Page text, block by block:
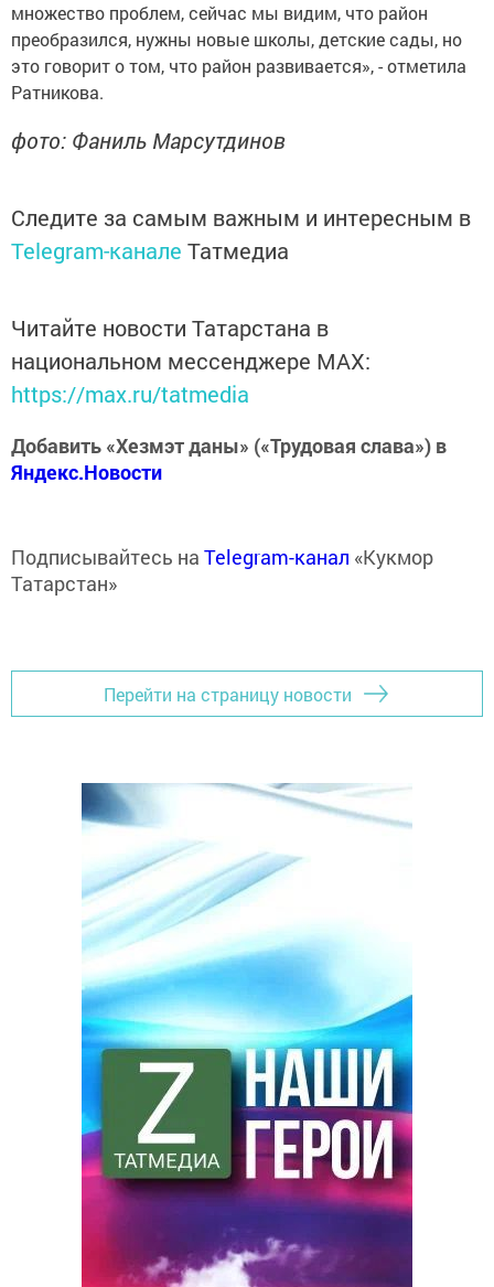
множество проблем, сейчас мы видим, что район
преобразился, нужны новые школы, детские сады, но
это говорит о том, что район развивается», - отметила
Ратникова.
фото: Фаниль Марсутдинов
Следите за самым важным и интересным в
Telegram-канале Татмедиа
Читайте новости Татарстана в
национальном мессенджере MАХ:
https://max.ru/tatmedia
Добавить «Хезмэт даны» («Трудовая слава») в
Яндекс.Новости
Подписывайтесь на Telegram-канал «Кукмор
Татарстан»
Перейти на страницу новости